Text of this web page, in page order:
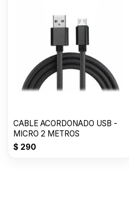
CABLE ACORDONADO USB -
MICRO 2 METROS
$ 290